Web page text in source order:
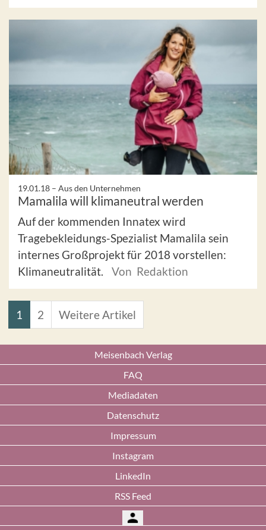
19.01.18 – Aus den Unternehmen
Mamalila will klimaneutral werden
Auf der kommenden Innatex wird
Tragebekleidungs-Spezialist Mamalila sein
internes Großprojekt für 2018 vorstellen:
Klimaneutralität.
Von Redaktion
1 2 Weitere Artikel
Meisenbach Verlag
FAQ
Mediadaten
Datenschutz
Impressum
Instagram
LinkedIn
RSS Feed